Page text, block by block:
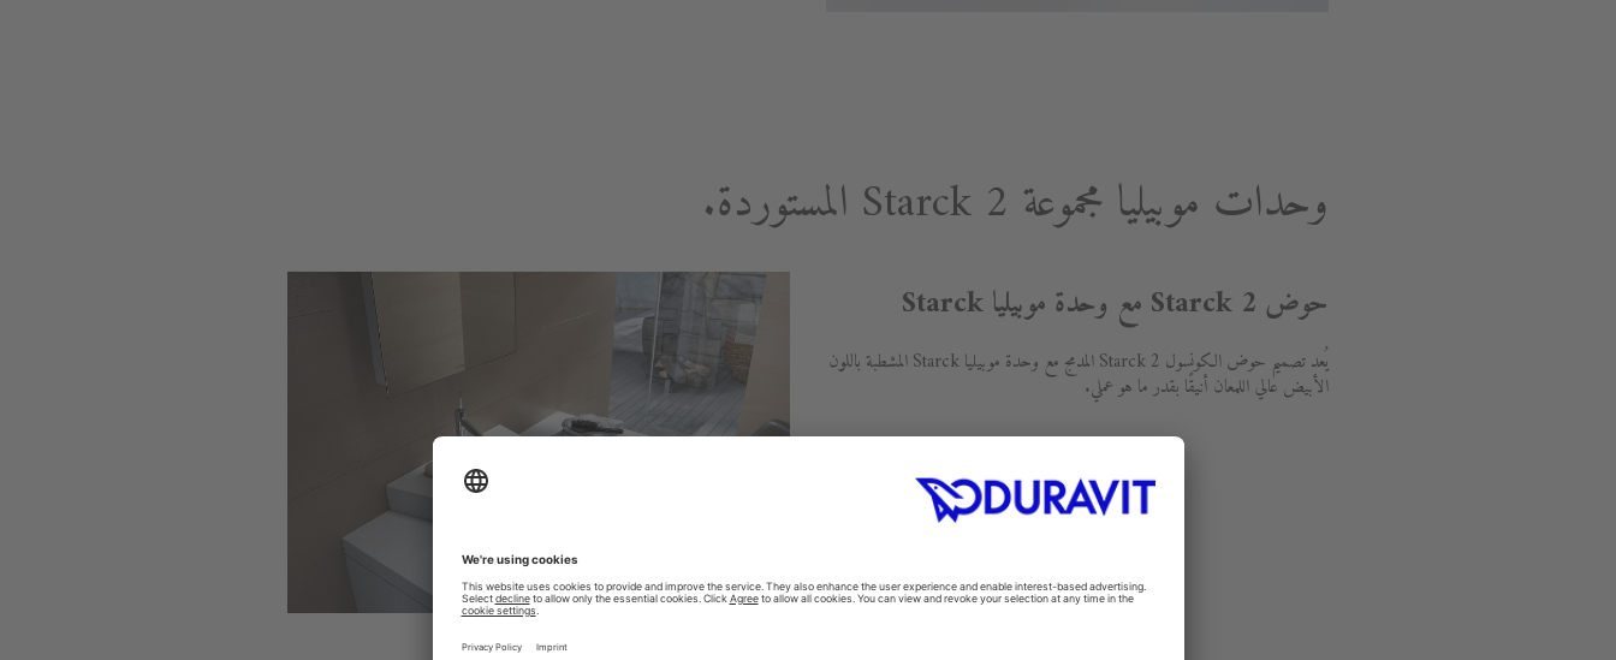
وحدات موبيليا مجموعة Starck 2 المستوردة.
حوض Starck 2 مع وحدة موبيليا Starck
يُعد تصميم حوض الكونسول Starck 2 المدمج مع وحدة موبيليا Starck المشطبة باللون
الأبيض عالي اللمعان أنيقًا بقدر ما هو عملي.